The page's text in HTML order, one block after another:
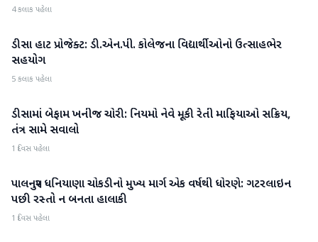
4 કલાક પહેલા
બનાસકાંઠા
ડીસા હાટ પ્રોજેક્ટ: ડી.એન.પી. કોલેજના વિદ્યાર્થીઓનો ઉત્સાહભેર
સહયોગ
5 કલાક પહેલા
બનાસકાંઠા
ડીસામાં બેફામ ખનીજ ચોરી: નિયમો નેવે મૂકી રેતી માફિયાઓ સક્રિય,
તંત્ર સામે સવાલો
1 દિવસ પહેલા
બનાસકાંઠા
પાલનપુર ધનિયાણા ચોકડીનો મુખ્ય માર્ગ એક વર્ષથી ધોરણે: ગટરલાઇન
પછી રસ્તો ન બનતા હાલાકી
1 દિવસ પહેલા